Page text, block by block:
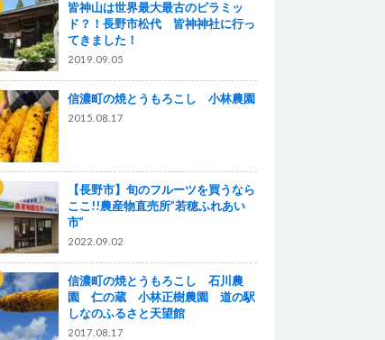
皆神山は世界最大最古のピラミッ
ド？！長野市松代 皆神神社に行っ
てきました！
2019.09.05
信濃町の焼とうもろこし 小林農園
2015.08.17
【長野市】旬のフルーツを買うなら
ここ!!農産物直売所”若穂ふれあい
市”
2022.09.02
信濃町の焼とうもろこし 石川農
園 仁の蔵 小林正樹農園 道の駅
しなのふるさと天望館
2017.08.17